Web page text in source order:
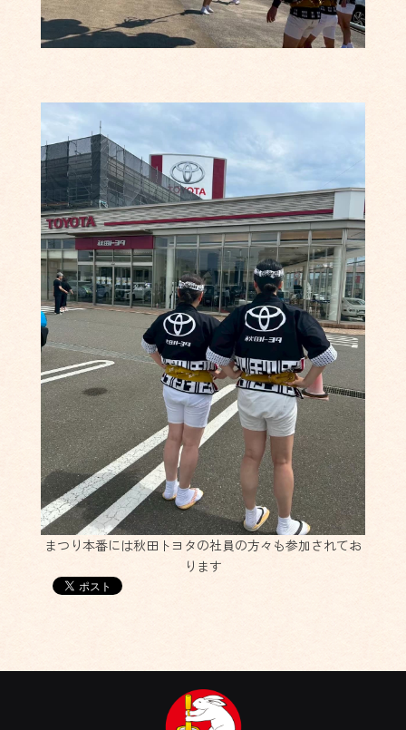
まつり本番には秋田トヨタの社員の方々も参加されてお
ります